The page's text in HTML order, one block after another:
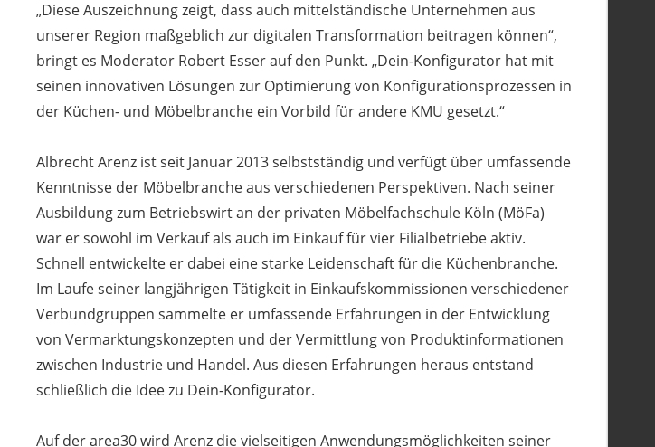
„Diese Auszeichnung zeigt, dass auch mittelständische Unternehmen aus
unserer Region maßgeblich zur digitalen Transformation beitragen können“,
bringt es Moderator Robert Esser auf den Punkt. „Dein-Konfigurator hat mit
seinen innovativen Lösungen zur Optimierung von Konfigurationsprozessen in
der Küchen- und Möbelbranche ein Vorbild für andere KMU gesetzt.“
Albrecht Arenz ist seit Januar 2013 selbstständig und verfügt über umfassende
Kenntnisse der Möbelbranche aus verschiedenen Perspektiven. Nach seiner
Ausbildung zum Betriebswirt an der privaten Möbelfachschule Köln (MöFa)
war er sowohl im Verkauf als auch im Einkauf für vier Filialbetriebe aktiv.
Schnell entwickelte er dabei eine starke Leidenschaft für die Küchenbranche.
Im Laufe seiner langjährigen Tätigkeit in Einkaufskommissionen verschiedener
Verbundgruppen sammelte er umfassende Erfahrungen in der Entwicklung
von Vermarktungskonzepten und der Vermittlung von Produktinformationen
zwischen Industrie und Handel. Aus diesen Erfahrungen heraus entstand
schließlich die Idee zu Dein-Konfigurator.
Auf der area30 wird Arenz die vielseitigen Anwendungsmöglichkeiten seiner